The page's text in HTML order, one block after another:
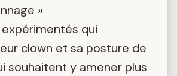
»
qui
clown et sa posture de
souhaitent y amener plus